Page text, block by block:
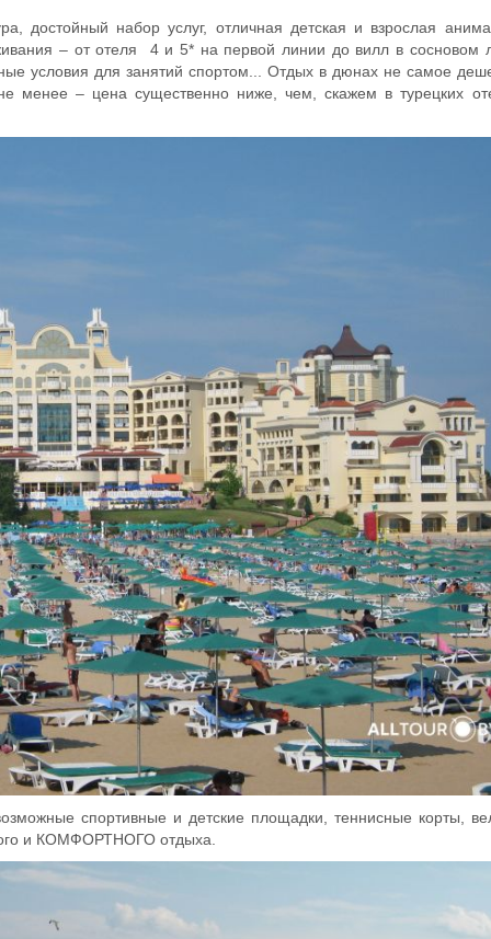
достойный набор услуг, отличная детская и взрослая
– от отеля 4 и 5* на первой линии до вилл в сосновом
условия для занятий спортом... Отдых в дюнах не самое
менее – цена существенно ниже, чем, скажем в турецких
спортивные и детские площадки, теннисные корты,
и КОМФОРТНОГО отдыха.